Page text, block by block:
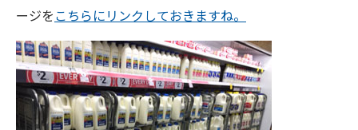
ージをこちらにリンクしておきますね。